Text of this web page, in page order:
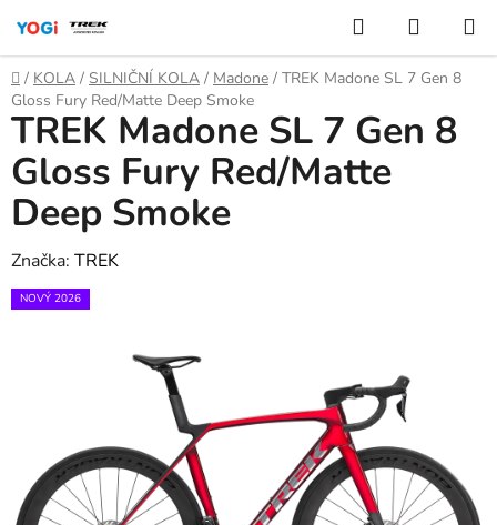
obsah
Hledat
KOŠÍK
Domů
/ KOLA / SILNIČNÍ KOLA / Madone / TREK Madone SL 7 Gen 8
Gloss Fury Red/Matte Deep Smoke
TREK Madone SL 7 Gen 8
Gloss Fury Red/Matte
Deep Smoke
Značka: TREK
NOVÝ 2026